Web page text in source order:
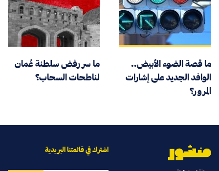
ما قصة الضوء الأبيض..
الوافد الجديد على إشارات
المرور؟
ما سر رفض سلطنة عُمان
لناطحات السحاب؟
اشترك في قائمتنا البريدية